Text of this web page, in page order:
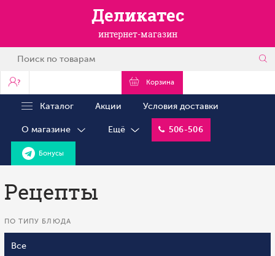
Деликатес
интернет-магазин
? Корзина
Каталог Акции Условия доставки
О магазине Ещё 506-506
Бонусы
Рецепты
ПО ТИПУ БЛЮДА
Все